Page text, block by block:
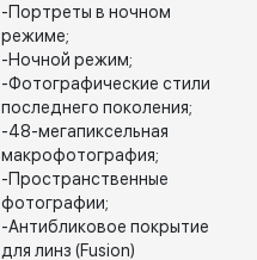
-Портреты в ночном
режиме;
-Ночной режим;
-Фотографические стили
последнего поколения;
-48-мегапиксельная
макрофотография;
-Пространственные
фотографии;
-Антибликовое покрытие
для линз (Fusion)